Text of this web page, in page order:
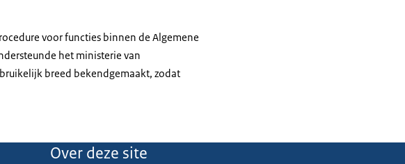
voor functies binnen de Algemene
het ministerie van
breed bekendgemaakt, zodat
Over deze site